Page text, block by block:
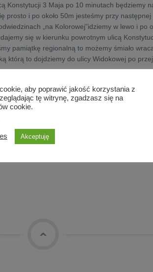
Konstytucji 3 Maja po 10 minutach będziemy
prosto i po około 50m jesteśmy przy
„na Kolorowej”idziemy w lewo i
się w kierunku powrotnym ulicą
pamiątkę regionalną to możemy śmiało
którą to dojdziemy do ulicy Widokowej po
aby poprawić jakość korzystania z
tę witrynę, zgadzasz się na
cookie.
Akceptuję